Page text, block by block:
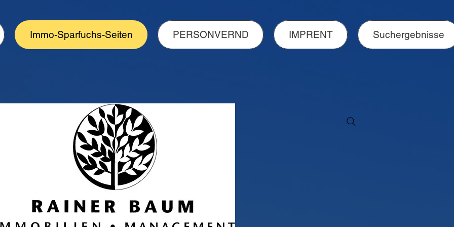
Immo-Sparfuchs-Seiten PERSONVERND IMPRENT Suchergebnisse